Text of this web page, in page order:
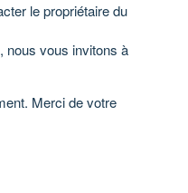
le propriétaire du
nous vous invitons à
Merci de votre